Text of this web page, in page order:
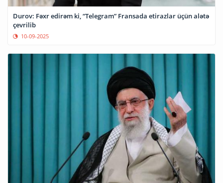
Durov: Fəxr edirəm ki, “Telegram” Fransada etirazlar üçün alətə
çevrilib
10-09-2025